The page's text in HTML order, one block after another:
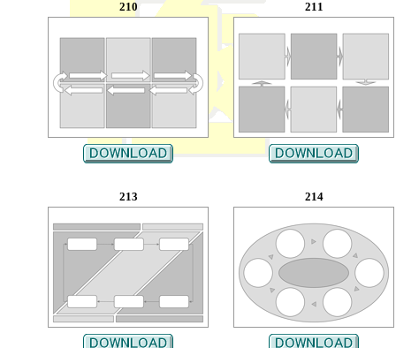
210 211
213 214